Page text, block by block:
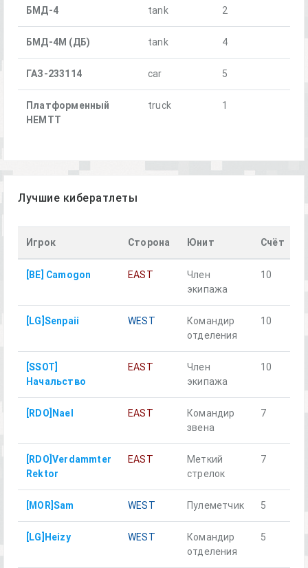
БМД-4 tank 2
БМД-4М (ДБ) tank 4
ГАЗ-233114 car 5
Платформенный
HEMTT
truck 1
Лучшие кибератлеты
Игрок Сторона Юнит Счёт
[BE] Camogon EAST
Член
экипажа
10
[LG]Senpaii WEST
Командир
отделения
10
[SSOT]
Начальство
EAST
Член
экипажа
10
[RDO]Nael EAST
Командир
звена
7
[RDO]Verdammter
Rektor
EAST
Меткий
стрелок
7
[MOR]Sam WEST Пулеметчик 5
[LG]Heizy WEST
Командир
отделения
5